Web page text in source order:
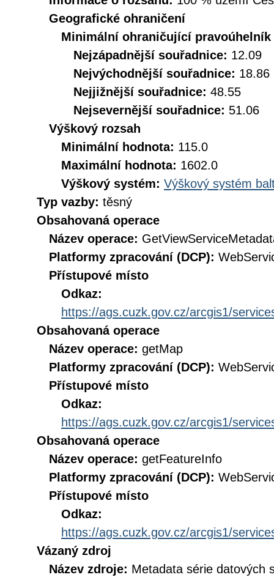
Geografické ohraničení
Minimální ohraničující pravoúhelník
Nejzápadnější souřadnice: 12.09
Nejvýchodnější souřadnice: 18.86
Nejjižnější souřadnice: 48.55
Nejsevernější souřadnice: 51.06
Výškový rozsah
Minimální hodnota: 115.0
Maximální hodnota: 1602.0
Výškový systém: Výškový systém
Typ vazby: těsný
Obsahovaná operace
Název operace:
Platformy zpracování (DCP):
Přístupové místo
Odkaz:
https://ags.cuzk.gov.cz/arcgis1/
Obsahovaná operace
Název operace: getMap
Platformy zpracování (DCP):
Přístupové místo
Odkaz:
https://ags.cuzk.gov.cz/arcgis1/
Obsahovaná operace
Název operace: getFeatureInfo
Platformy zpracování (DCP):
Přístupové místo
Odkaz:
https://ags.cuzk.gov.cz/arcgis1/
Vázaný zdroj
Název zdroje: Metadata série datových